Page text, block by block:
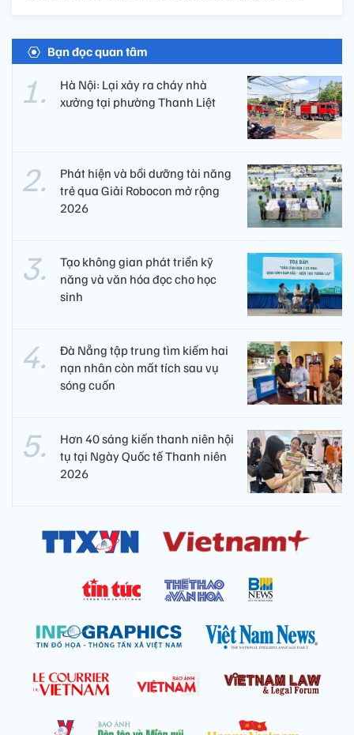
Bạn đọc quan tâm
Hà Nội: Lại xảy ra cháy nhà
xưởng tại phường Thanh Liệt
Phát hiện và bồi dưỡng tài năng
trẻ qua Giải Robocon mở rộng
2026
Tạo không gian phát triển kỹ
năng và văn hóa đọc cho học
sinh
Đà Nẵng tập trung tìm kiếm hai
nạn nhân còn mất tích sau vụ
sóng cuốn
Hơn 40 sáng kiến thanh niên hội
tụ tại Ngày Quốc tế Thanh niên
2026